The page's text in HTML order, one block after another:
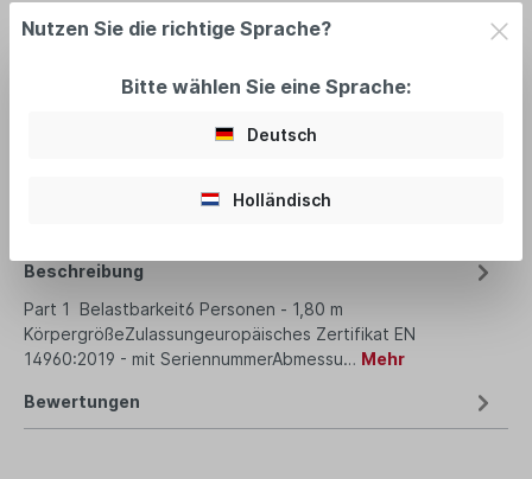
In den Warenkorb
Beschreibung
Part 1 Belastbarkeit6 Personen - 1,80 m
KörpergrößeZulassungeuropäisches Zertifikat EN
14960:2019 - mit SeriennummerAbmessu… Mehr
Bewertungen
Nutzen Sie die richtige Sprache?
Bitte wählen Sie eine Sprache:
Deutsch
Holländisch